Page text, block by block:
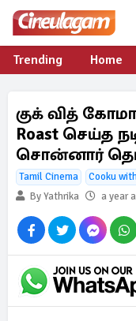
Trending Home
குக் வித்
Roast செய்த
சொன்னார்
Tamil Cinema Cooku
By Yathrika
a year